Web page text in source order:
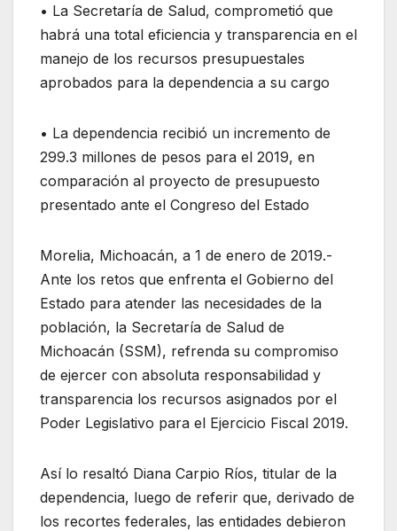
• La Secretaría de Salud, comprometió que
habrá una total eficiencia y transparencia en el
manejo de los recursos presupuestales
aprobados para la dependencia a su cargo
• La dependencia recibió un incremento de
299.3 millones de pesos para el 2019, en
comparación al proyecto de presupuesto
presentado ante el Congreso del Estado
Morelia, Michoacán, a 1 de enero de 2019.-
Ante los retos que enfrenta el Gobierno del
Estado para atender las necesidades de la
población, la Secretaría de Salud de
Michoacán (SSM), refrenda su compromiso
de ejercer con absoluta responsabilidad y
transparencia los recursos asignados por el
Poder Legislativo para el Ejercicio Fiscal 2019.
Así lo resaltó Diana Carpio Ríos, titular de la
dependencia, luego de referir que, derivado de
los recortes federales, las entidades debieron